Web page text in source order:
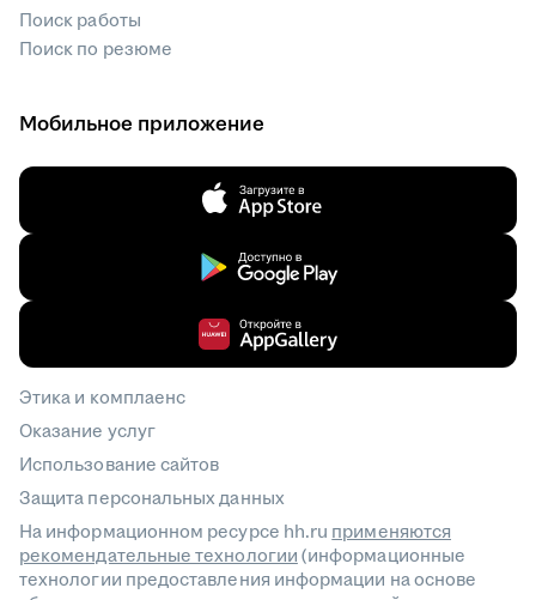
Поиск работы
Поиск по резюме
Мобильное приложение
Этика и комплаенс
Оказание услуг
Использование сайтов
Защита персональных данных
На информационном ресурсе hh.ru применяются
рекомендательные технологии(информационные
технологии предоставления информации на основе